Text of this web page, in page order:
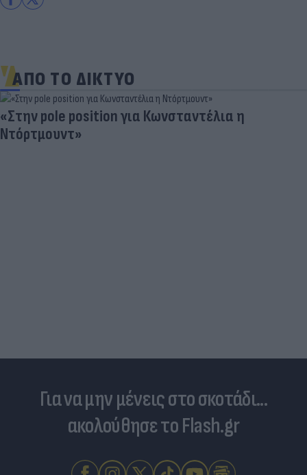
ΑΠΟ ΤΟ ΔΙΚΤΥΟ
«Στην pole position για Κωνσταντέλια η
Ντόρτμουντ»
Για να μην μένεις στο σκοτάδι...
ακολούθησε το Flash.gr